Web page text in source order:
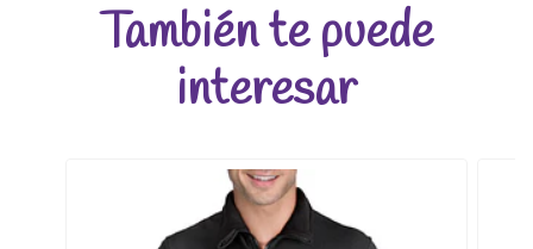
También te puede
interesar